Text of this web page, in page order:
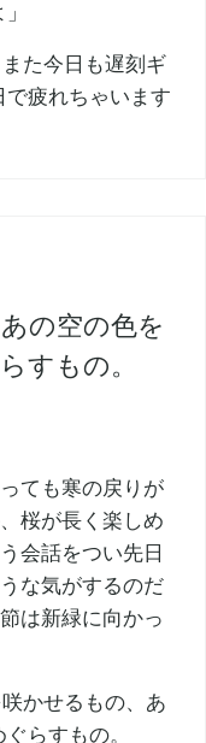
の空の色を
すもの。
ても寒の戻りが
桜が長く楽しめ
会話をつい先日
な気がするのだ
は新緑に向かっ